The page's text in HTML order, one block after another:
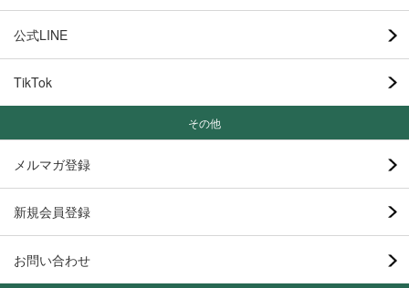
公式LINE
TikTok
その他
メルマガ登録
新規会員登録
お問い合わせ